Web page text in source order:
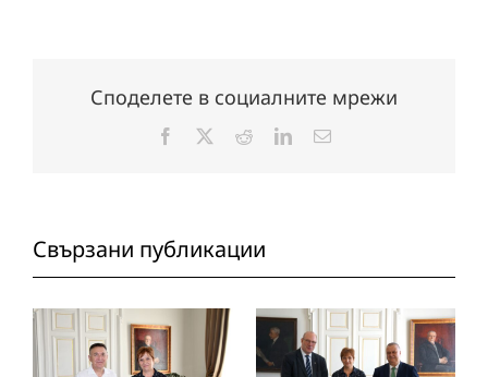
Споделете в социалните мрежи
Facebook RedditLinkedInЕлектронна
Свързани публикации